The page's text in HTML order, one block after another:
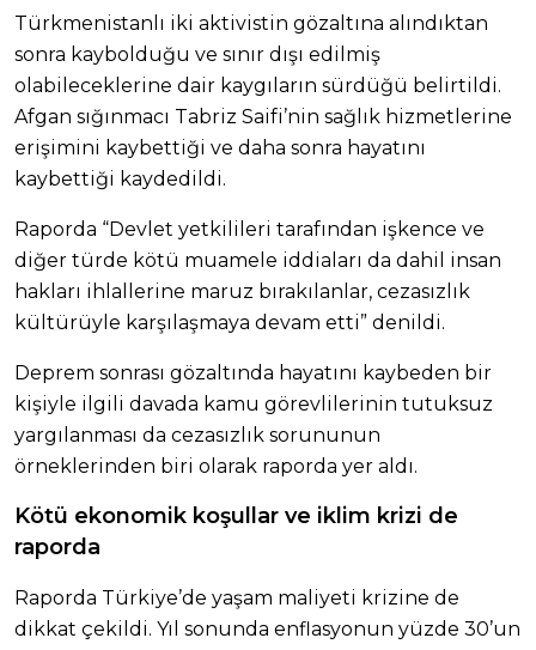
Türkmenistanlı iki aktivistin gözaltına alındıktan
sonra kaybolduğu ve sınır dışı edilmiş
olabileceklerine dair kaygıların sürdüğü belirtildi.
Afgan sığınmacı Tabriz Saifi’nin sağlık hizmetlerine
erişimini kaybettiği ve daha sonra hayatını
kaybettiği kaydedildi.
Raporda “Devlet yetkilileri tarafından işkence ve
diğer türde kötü muamele iddiaları da dahil insan
hakları ihlallerine maruz bırakılanlar, cezasızlık
kültürüyle karşılaşmaya devam etti” denildi.
Deprem sonrası gözaltında hayatını kaybeden bir
kişiyle ilgili davada kamu görevlilerinin tutuksuz
yargılanması da cezasızlık sorununun
örneklerinden biri olarak raporda yer aldı.
Kötü ekonomik koşullar ve iklim krizi de
raporda
Raporda Türkiye’de yaşam maliyeti krizine de
dikkat çekildi. Yıl sonunda enflasyonun yüzde 30’un